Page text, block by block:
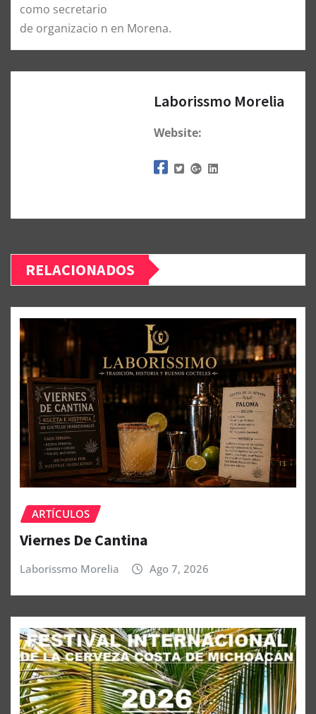
como secretario
de organizacio n en Morena.
Laborissmo Morelia
Website:
RELACIONADOS
ARTÍCULOS
Viernes De Cantina
Laborissmo Morelia Ago 7, 2026